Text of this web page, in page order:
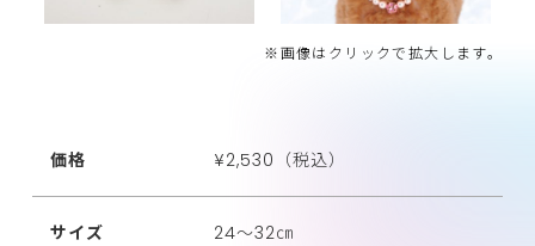
※画像はクリックで拡大します。
価格 ¥2,530（税込）
サイズ 24～32㎝